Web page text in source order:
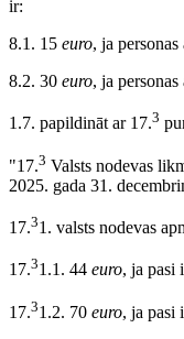
ir:
8.1. 15 euro, ja
8.2. 30 euro, ja
1.7. papildināt ar 17.3
"17.3 Valsts nodevas
2025. gada 31.
17.31. valsts nodevas
17.31.1. 44 euro, ja pasi
17.31.2. 70 euro, ja pasi